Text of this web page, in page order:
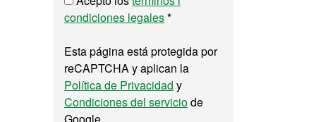
condiciones legales*
Esta página está protegida por
reCAPTCHA y aplican la
Política de Privacidad y
Condiciones del serviciode